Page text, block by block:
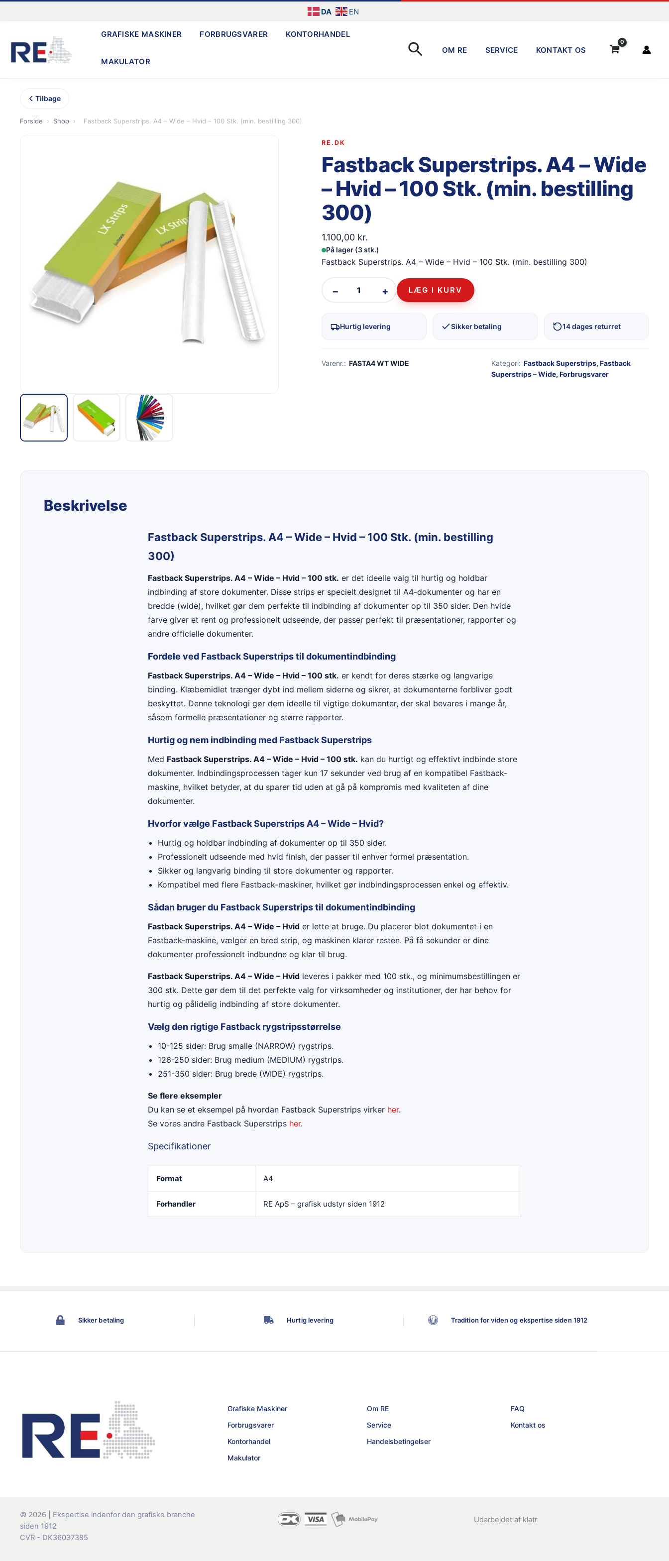
indholdet
DA EN
GRAFISKE MASKINER FORBRUGSVARER KONTORHANDEL
MAKULATOR
Søg OM RE SERVICE KONTAKT OS
Tilbage
Forside › Shop › Fastback Superstrips. A4 – Wide – Hvid – 100 Stk. (min. bestilling 300)
RE.DK
Fastback Superstrips. A4 – Wide
– Hvid – 100 Stk. (min. bestilling
300)
1.100,00 kr.
På lager (3 stk.)
Fastback Superstrips. A4 – Wide – Hvid – 100 Stk. (min. bestilling 300)
− + LÆG I KURV
Hurtig levering Sikker betaling 14 dages returret
Varenr.: FASTA4 WT WIDE Kategori: Fastback Superstrips, Fastback
Superstrips – Wide, Forbrugsvarer
Beskrivelse
Fastback Superstrips. A4 – Wide – Hvid – 100 Stk. (min. bestilling
300)
Fastback Superstrips. A4 – Wide – Hvid – 100 stk. er det ideelle valg til hurtig og holdbar
indbinding af store dokumenter. Disse strips er specielt designet til A4-dokumenter og har en
bredde (wide), hvilket gør dem perfekte til indbinding af dokumenter op til 350 sider. Den hvide
farve giver et rent og professionelt udseende, der passer perfekt til præsentationer, rapporter og
andre officielle dokumenter.
Fordele ved Fastback Superstrips til dokumentindbinding
Fastback Superstrips. A4 – Wide – Hvid – 100 stk. er kendt for deres stærke og langvarige
binding. Klæbemidlet trænger dybt ind mellem siderne og sikrer, at dokumenterne forbliver godt
beskyttet. Denne teknologi gør dem ideelle til vigtige dokumenter, der skal bevares i mange år,
såsom formelle præsentationer og større rapporter.
Hurtig og nem indbinding med Fastback Superstrips
Med Fastback Superstrips. A4 – Wide – Hvid – 100 stk. kan du hurtigt og effektivt indbinde store
dokumenter. Indbindingsprocessen tager kun 17 sekunder ved brug af en kompatibel Fastback-
maskine, hvilket betyder, at du sparer tid uden at gå på kompromis med kvaliteten af dine
dokumenter.
Hvorfor vælge Fastback Superstrips A4 – Wide – Hvid?
Hurtig og holdbar indbinding af dokumenter op til 350 sider.
Professionelt udseende med hvid finish, der passer til enhver formel præsentation.
Sikker og langvarig binding til store dokumenter og rapporter.
Kompatibel med flere Fastback-maskiner, hvilket gør indbindingsprocessen enkel og effektiv.
Sådan bruger du Fastback Superstrips til dokumentindbinding
Fastback Superstrips. A4 – Wide – Hvid er lette at bruge. Du placerer blot dokumentet i en
Fastback-maskine, vælger en bred strip, og maskinen klarer resten. På få sekunder er dine
dokumenter professionelt indbundne og klar til brug.
Fastback Superstrips. A4 – Wide – Hvid leveres i pakker med 100 stk., og minimumsbestillingen er
300 stk. Dette gør dem til det perfekte valg for virksomheder og institutioner, der har behov for
hurtig og pålidelig indbinding af store dokumenter.
Vælg den rigtige Fastback rygstripsstørrelse
10-125 sider: Brug smalle (NARROW) rygstrips.
126-250 sider: Brug medium (MEDIUM) rygstrips.
251-350 sider: Brug brede (WIDE) rygstrips.
Se flere eksempler
Du kan se et eksempel på hvordan Fastback Superstrips virker her.
Se vores andre Fastback Superstrips her.
Specifikationer
Format A4
Forhandler RE ApS – grafisk udstyr siden 1912
Sikker betaling Hurtig levering Tradition for viden og ekspertise siden 1912
Grafiske Maskiner
Forbrugsvarer
Kontorhandel
Makulator
Om RE
Service
Handelsbetingelser
FAQ
Kontakt os
© 2026 | Ekspertise indenfor den grafiske branche
siden 1912
CVR - DK36037385
Udarbejdet af klatr